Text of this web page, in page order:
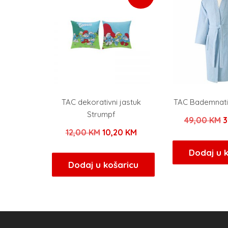
TAC dekorativni jastuk
Strumpf
12,00KM Izvorna
bila
je:
10,20 KMTrenutna
je:
10,20 KM.
Dodaj u košaricu
TAC
49,00KM
Dodaj u